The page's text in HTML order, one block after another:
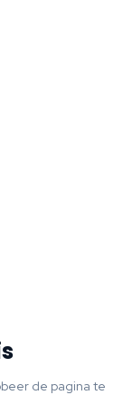
de pagina te